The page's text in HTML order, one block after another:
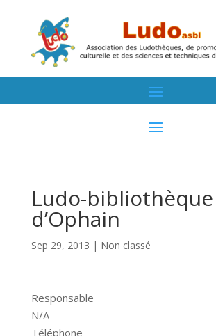
Ludo-bibliothèque
d’Ophain
Sep 29, 2013 | Non classé
Responsable
N/A
Téléphone